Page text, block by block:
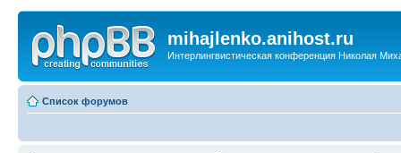
mihajlenko.anihost.ru
Интерлингвистическая конференция Николая
Список форумов